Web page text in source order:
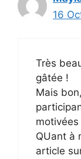
16
Très
gâtée !
Mais
motivées
QUant à
article